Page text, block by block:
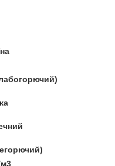
м3